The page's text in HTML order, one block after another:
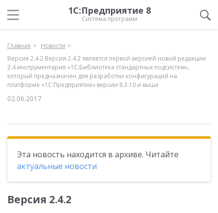
1С:Предприятие 8
Система программ
Главная
Новости
Версия 2.4.2 Версия 2.4.2 является первой версией новой редакции
2.4 инструментария «1С:Библиотека стандартных подсистем»,
который предназначен для разработки конфигураций на
платформе «1С:Предприятие» версии 8.3.10 и выше
02.06.2017
Эта новость находится в архиве. Читайте
актуальные новости
Версия 2.4.2